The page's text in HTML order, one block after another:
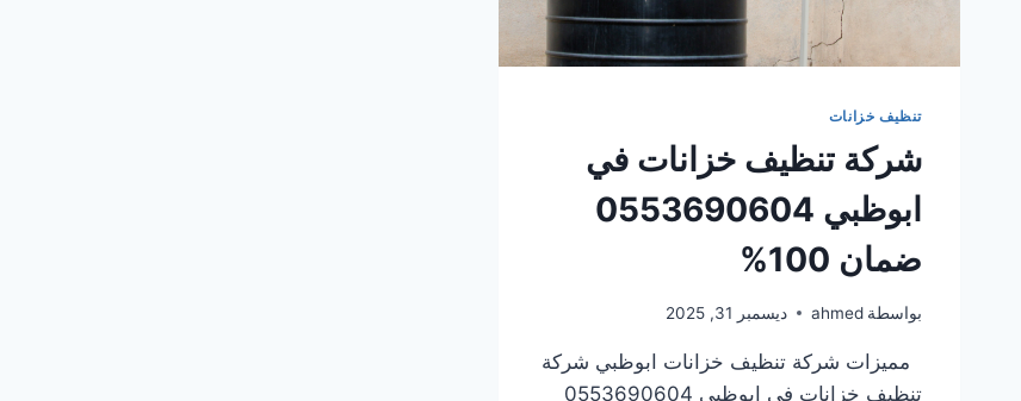
تنظيف خزانات
شركة تنظيف خزانات في
ابوظبي 0553690604
ضمان 100%
بواسطة ahmed ديسمبر 31, 2025
مميزات شركة تنظيف خزانات ابوظبي شركة
تنظيف خزانات في ابوظبي 0553690604